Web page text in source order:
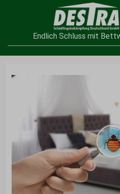
Endlich Schluss mit